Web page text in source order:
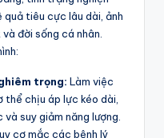
tiêu cực lâu dài, ảnh
đời sống cá nhân.
trọng: Làm việc
chịu áp lực kéo dài,
suy giảm năng lượng.
cơ mắc các bệnh lý